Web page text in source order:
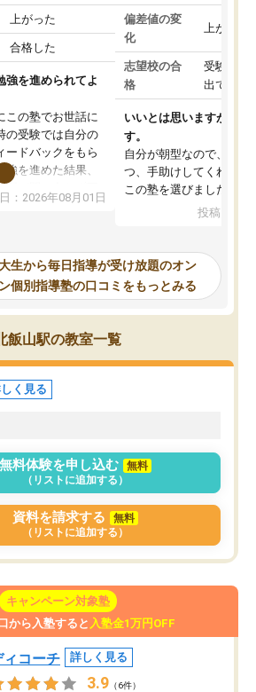
上がった
合格した
強を進められてよ
この塾でお世話に
の受験では自分の
ードバックをもら
を進めた結果、
習が間に合わず不
ました。その経験
着きました。学習
勉強のやり方につ
イスをいただけた
受験勉強を進める
自分のように勉強
で苦労している方
たい塾です。
：2026年08月01日
偏差値の変
化
上がった
志望校の合
格
受験して
出ていな
いいとは思いますが、料
す。
自分が朝型なので、自習
つ、手助けしてくれる設
この塾を選びました。
投稿日：
生から毎日指導が受け放題のオン
個別指導塾の口コミをもっとみる
飯山駅の教室一覧
く見る
無料体験を申し込む
無料
（リストに追加する）
資料を請求する
無料
（リストに追加する）
キャンペーン対象塾
から入塾すると 入塾金1万円OFF
ィコーチ 詳しく見る
3.9 （6件）